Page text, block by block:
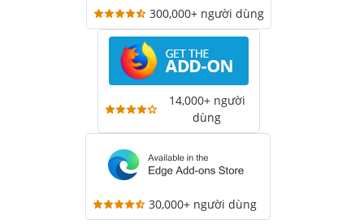
300,000+ người dùng
14,000+ người
dùng
30,000+ người dùng